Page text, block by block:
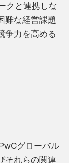
クと連携しな
難な経営課題
争力を高める
グローバル
それらの関連